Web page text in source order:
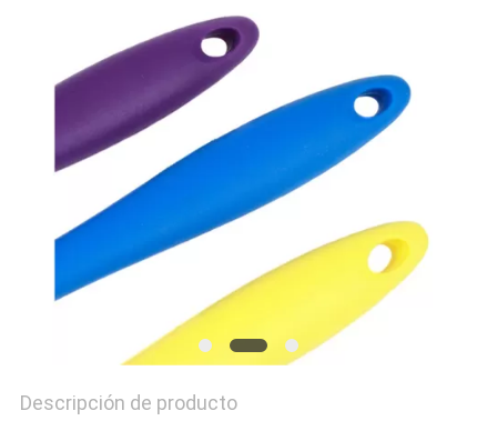
POLICY
Descripción de producto